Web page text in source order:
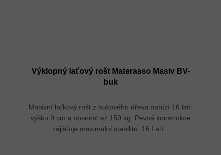
Výklopný laťový rošt Materasso Masiv BV-
buk
Masivní laťkový rošt z bukového dřeva nabízí 16 latí,
výšku 9 cm a nosnost až 150 kg. Pevná konstrukce
zajišťuje maximální stabilitu. 16 Latí...